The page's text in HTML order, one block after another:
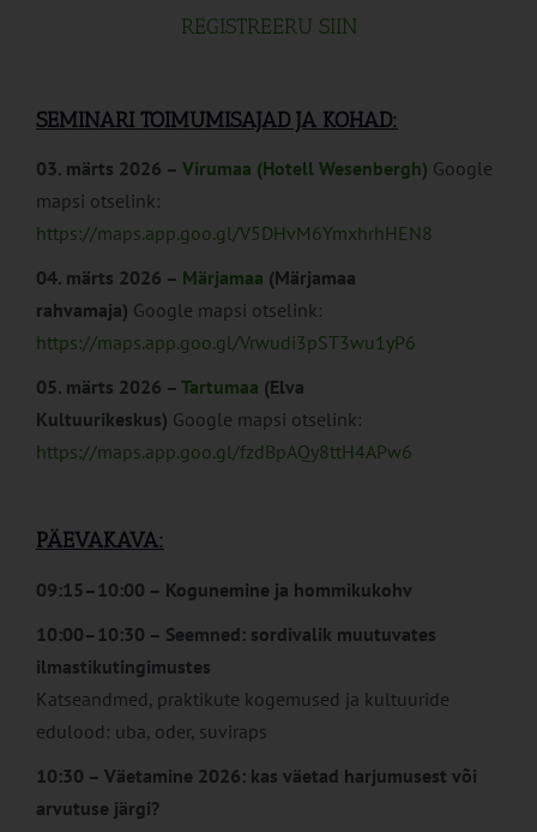
REGISTREERU SIIN
SEMINARI TOIMUMISAJAD JA KOHAD:
03. märts 2026 – Virumaa (Hotell Wesenbergh) Google
mapsi otselink:
https://maps.app.goo.gl/V5DHvM6YmxhrhHEN8
04. märts 2026 – Märjamaa (Märjamaa
rahvamaja) Google mapsi otselink:
https://maps.app.goo.gl/Vrwudi3pST3wu1yP6
05. märts 2026 – Tartumaa (Elva
Kultuurikeskus) Google mapsi otselink:
https://maps.app.goo.gl/fzdBpAQy8ttH4APw6
PÄEVAKAVA:
09:15–10:00 – Kogunemine ja hommikukohv
10:00–10:30 – Seemned: sordivalik muutuvates
ilmastikutingimustes
Katseandmed, praktikute kogemused ja kultuuride
edulood: uba, oder, suviraps
10:30 – Väetamine 2026: kas väetad harjumusest või
arvutuse järgi?